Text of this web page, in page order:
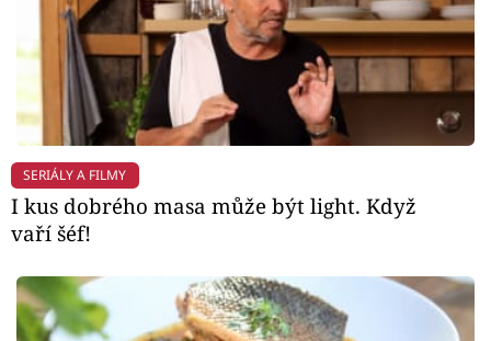
SERIÁLY A FILMY
I kus dobrého masa může být light. Když
vaří šéf!